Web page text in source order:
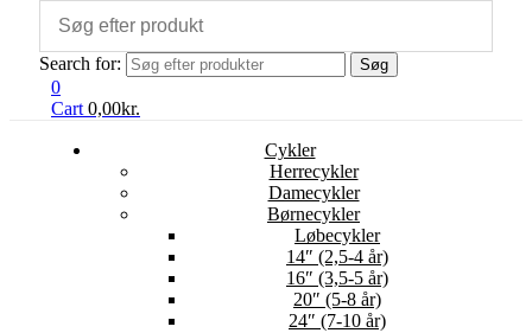
Search for: Søg
0
Cart 0,00kr.
Cykler
Herrecykler
Damecykler
Børnecykler
Løbecykler
14″ (2,5-4 år)
16″ (3,5-5 år)
20″ (5-8 år)
24″ (7-10 år)